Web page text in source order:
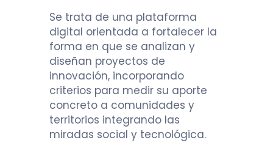
Se trata de una plataforma
digital orientada a fortalecer la
forma en que se analizan y
diseñan proyectos de
innovación, incorporando
criterios para medir su aporte
concreto a comunidades y
territorios integrando las
miradas social y tecnológica.